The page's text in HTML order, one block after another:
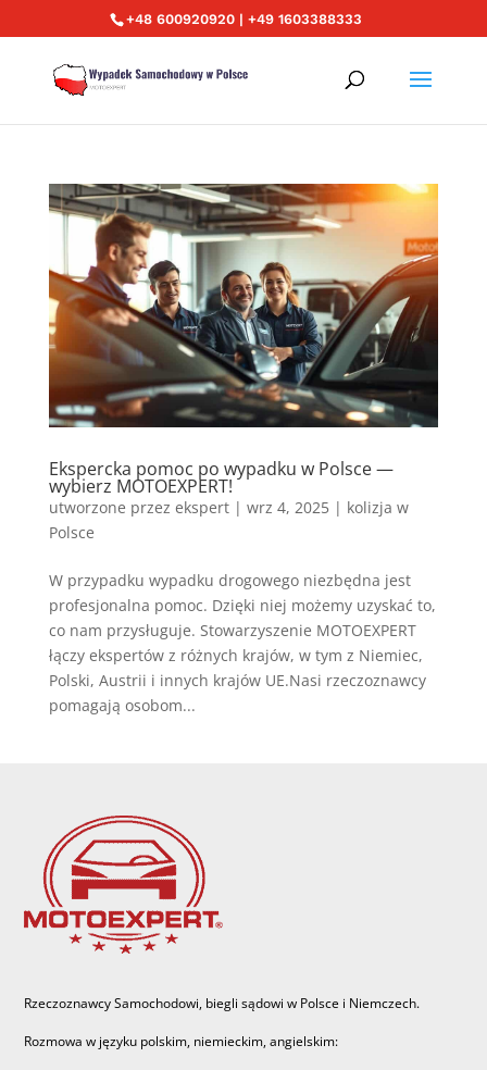
+48 600920920 | +49 1603388333
Ekspercka pomoc po wypadku w Polsce —
wybierz MOTOEXPERT!
utworzone przez ekspert| wrz 4, 2025| kolizja w
Polsce
W przypadku wypadku drogowego niezbędna jest
profesjonalna pomoc. Dzięki niej możemy uzyskać to,
co nam przysługuje. Stowarzyszenie MOTOEXPERT
łączy ekspertów z różnych krajów, w tym z Niemiec,
Polski, Austrii i innych krajów UE.Nasi rzeczoznawcy
pomagają osobom...
Rzeczoznawcy Samochodowi, biegli sądowi w Polsce i Niemczech.
Rozmowa w języku polskim, niemieckim, angielskim: